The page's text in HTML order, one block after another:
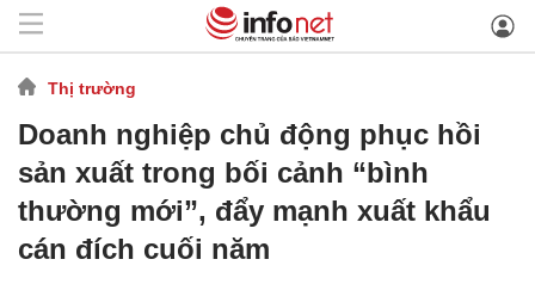
Thị trường
Doanh nghiệp chủ động phục hồi
sản xuất trong bối cảnh “bình
thường mới”, đẩy mạnh xuất khẩu
cán đích cuối năm